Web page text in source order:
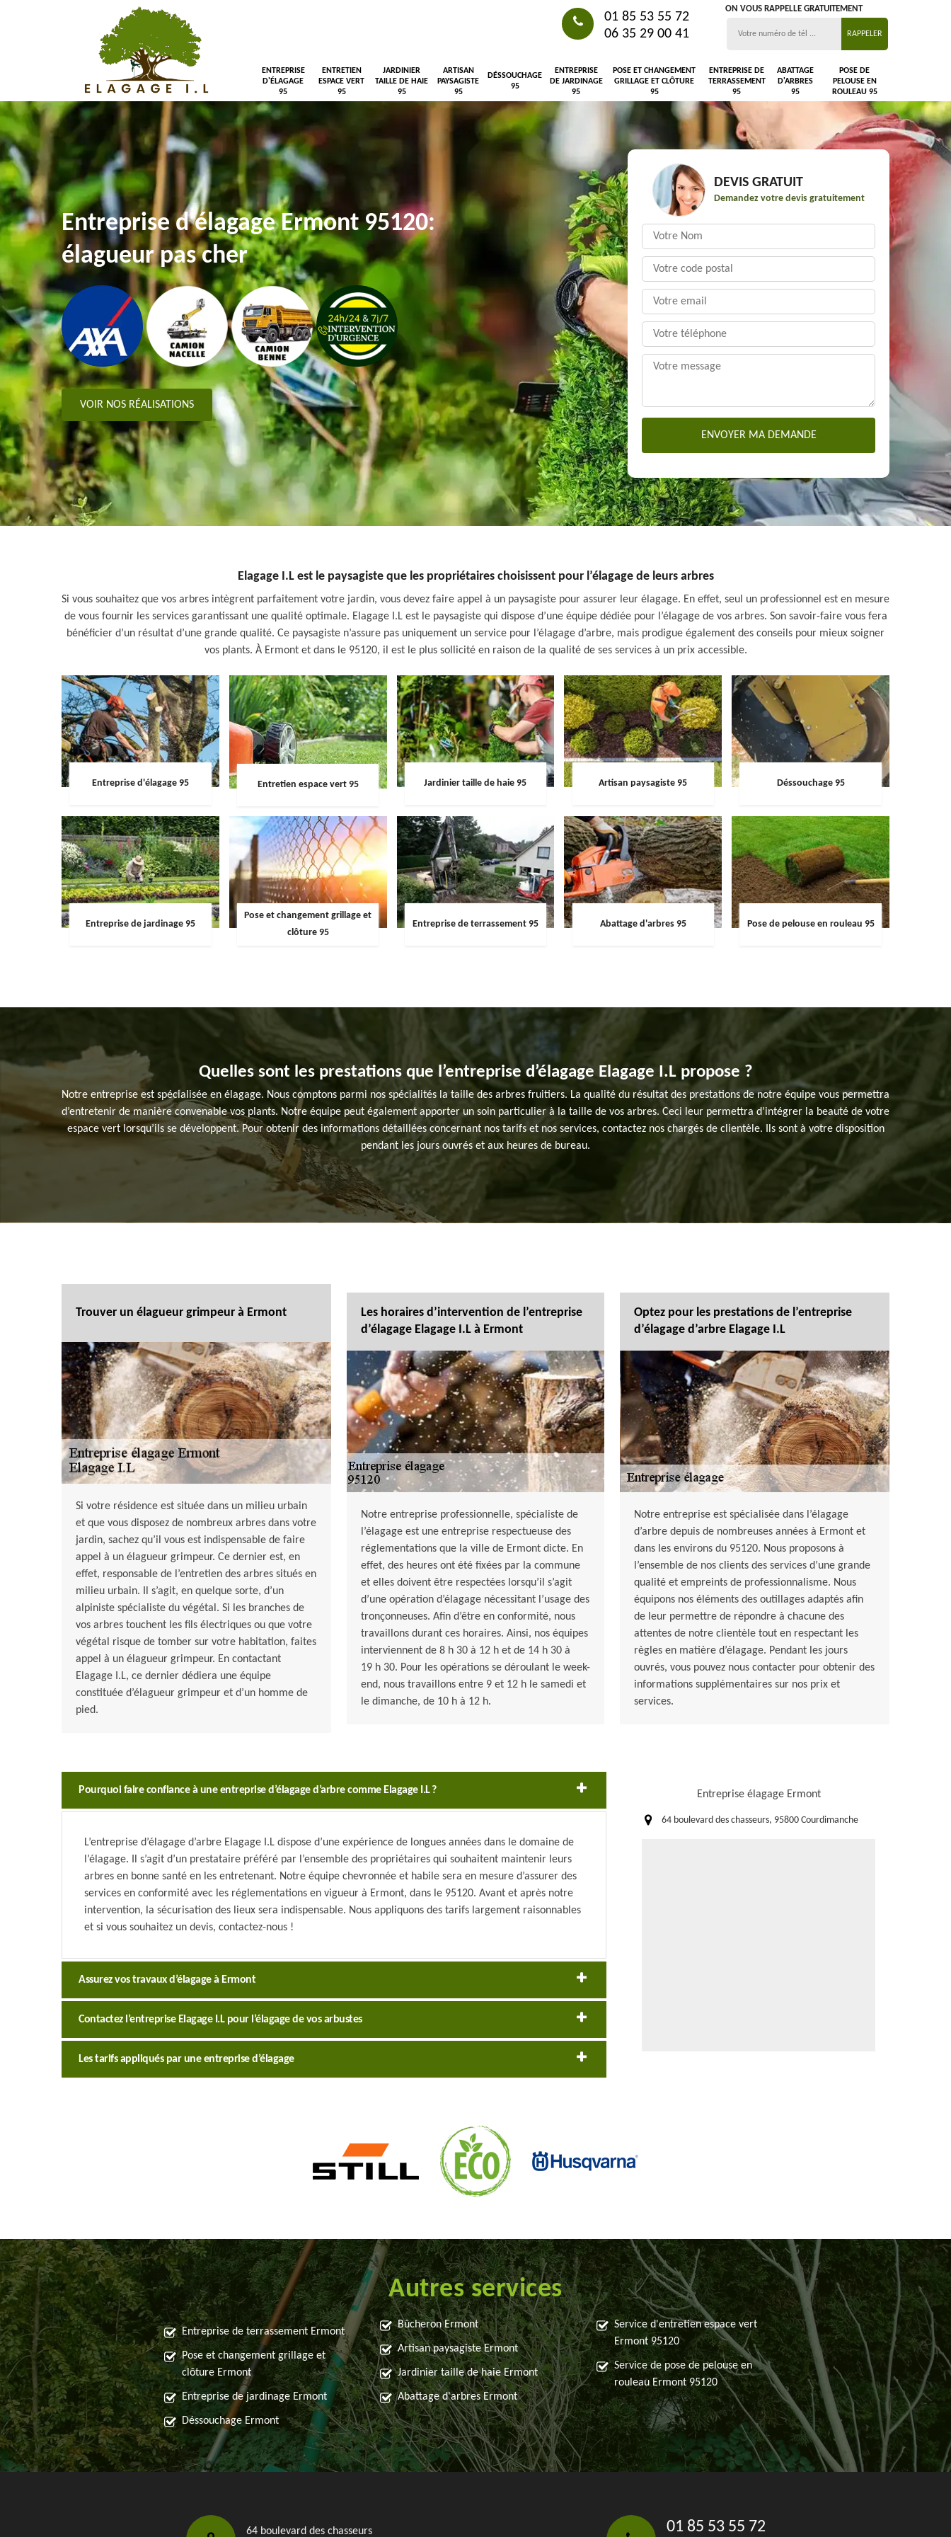
01 85 53 55 72
06 35 29 00 41
ON VOUS RAPPELLE GRATUITEMENT
ENTREPRISE
D'ÉLAGAGE
95
ENTRETIEN
ESPACE VERT
95
JARDINIER
TAILLE DE HAIE
95
ARTISAN
PAYSAGISTE
95
DÉSSOUCHAGE
95
ENTREPRISE
DE JARDINAGE
95
POSE ET CHANGEMENT
GRILLAGE ET CLÔTURE
95
ENTREPRISE DE
TERRASSEMENT
95
ABATTAGE
D'ARBRES
95
POSE DE
PELOUSE EN
ROULEAU 95
Entreprise d'élagage Ermont 95120:
élagueur pas cher
VOIR NOS RÉALISATIONS
DEVIS GRATUIT
Demandez votre devis gratuitement
Elagage I.L est le paysagiste que les propriétaires choisissent pour l’élagage de leurs arbres
Si vous souhaitez que vos arbres intègrent parfaitement votre jardin, vous devez faire appel à un paysagiste pour assurer leur élagage. En effet, seul un professionnel est en mesure
de vous fournir les services garantissant une qualité optimale. Elagage I.L est le paysagiste qui dispose d’une équipe dédiée pour l’élagage de vos arbres. Son savoir-faire vous fera
bénéficier d’un résultat d’une grande qualité. Ce paysagiste n’assure pas uniquement un service pour l’élagage d’arbre, mais prodigue également des conseils pour mieux soigner
vos plants. À Ermont et dans le 95120, il est le plus sollicité en raison de la qualité de ses services à un prix accessible.
Entreprise d'élagage 95 Entretien espace vert 95 Jardinier taille de haie 95 Artisan paysagiste 95 Déssouchage 95
Entreprise de jardinage 95
Pose et changement grillage et
clôture 95
Entreprise de terrassement 95 Abattage d'arbres 95 Pose de pelouse en rouleau 95
Quelles sont les prestations que l’entreprise d’élagage Elagage I.L propose ?
Notre entreprise est spécialisée en élagage. Nous comptons parmi nos spécialités la taille des arbres fruitiers. La qualité du résultat des prestations de notre équipe vous permettra
d’entretenir de manière convenable vos plants. Notre équipe peut également apporter un soin particulier à la taille de vos arbres. Ceci leur permettra d’intégrer la beauté de votre
espace vert lorsqu’ils se développent. Pour obtenir des informations détaillées concernant nos tarifs et nos services, contactez nos chargés de clientèle. Ils sont à votre disposition
pendant les jours ouvrés et aux heures de bureau.
Trouver un élagueur grimpeur à Ermont
Si votre résidence est située dans un milieu urbain
et que vous disposez de nombreux arbres dans votre
jardin, sachez qu’il vous est indispensable de faire
appel à un élagueur grimpeur. Ce dernier est, en
effet, responsable de l’entretien des arbres situés en
milieu urbain. Il s’agit, en quelque sorte, d’un
alpiniste spécialiste du végétal. Si les branches de
vos arbres touchent les fils électriques ou que votre
végétal risque de tomber sur votre habitation, faites
appel à un élagueur grimpeur. En contactant
Elagage I.L, ce dernier dédiera une équipe
constituée d’élagueur grimpeur et d’un homme de
pied.
Les horaires d’intervention de l’entreprise
d’élagage Elagage I.L à Ermont
Notre entreprise professionnelle, spécialiste de
l’élagage est une entreprise respectueuse des
réglementations que la ville de Ermont dicte. En
effet, des heures ont été fixées par la commune
et elles doivent être respectées lorsqu’il s’agit
d’une opération d’élagage nécessitant l’usage des
tronçonneuses. Afin d’être en conformité, nous
travaillons durant ces horaires. Ainsi, nos équipes
interviennent de 8 h 30 à 12 h et de 14 h 30 à
19 h 30. Pour les opérations se déroulant le week-
end, nous travaillons entre 9 et 12 h le samedi et
le dimanche, de 10 h à 12 h.
Optez pour les prestations de l’entreprise
d’élagage d’arbre Elagage I.L
Notre entreprise est spécialisée dans l’élagage
d’arbre depuis de nombreuses années à Ermont et
dans les environs du 95120. Nous proposons à
l’ensemble de nos clients des services d’une grande
qualité et empreints de professionnalisme. Nous
équipons nos éléments des outillages adaptés afin
de leur permettre de répondre à chacune des
attentes de notre clientèle tout en respectant les
règles en matière d’élagage. Pendant les jours
ouvrés, vous pouvez nous contacter pour obtenir des
informations supplémentaires sur nos prix et
services.
Pourquoi faire confiance à une entreprise d’élagage d’arbre comme Elagage I.L ?
L’entreprise d’élagage d’arbre Elagage I.L dispose d’une expérience de longues années dans le domaine de
l’élagage. Il s’agit d’un prestataire préféré par l’ensemble des propriétaires qui souhaitent maintenir leurs
arbres en bonne santé en les entretenant. Notre équipe chevronnée et habile sera en mesure d’assurer des
services en conformité avec les réglementations en vigueur à Ermont, dans le 95120. Avant et après notre
intervention, la sécurisation des lieux sera indispensable. Nous appliquons des tarifs largement raisonnables
et si vous souhaitez un devis, contactez-nous !
Assurez vos travaux d’élagage à Ermont
Contactez l’entreprise Elagage I.L pour l’élagage de vos arbustes
Les tarifs appliqués par une entreprise d’élagage
Entreprise élagage Ermont
64 boulevard des chasseurs, 95800 Courdimanche
Autres services
Entreprise de terrassement Ermont
Pose et changement grillage et
clôture Ermont
Entreprise de jardinage Ermont
Déssouchage Ermont
Bûcheron Ermont
Artisan paysagiste Ermont
Jardinier taille de haie Ermont
Abattage d'arbres Ermont
Service d'entretien espace vert
Ermont 95120
Service de pose de pelouse en
rouleau Ermont 95120
64 boulevard des chasseurs 01 85 53 55 72